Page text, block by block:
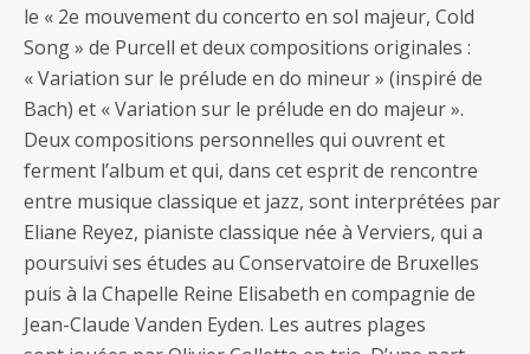
le « 2e mouvement du concerto en sol majeur, Cold
Song » de Purcell et deux compositions originales :
« Variation sur le prélude en do mineur » (inspiré de
Bach) et « Variation sur le prélude en do majeur ».
Deux compositions personnelles qui ouvrent et
ferment l’album et qui, dans cet esprit de rencontre
entre musique classique et jazz, sont interprétées par
Eliane Reyez, pianiste classique née à Verviers, qui a
poursuivi ses études au Conservatoire de Bruxelles
puis à la Chapelle Reine Elisabeth en compagnie de
Jean-Claude Vanden Eyden. Les autres plages